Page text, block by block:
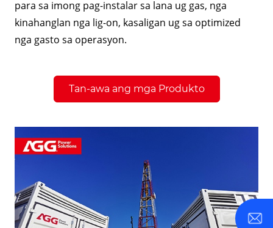
para sa imong pag-instalar sa lana ug gas, nga
kinahanglan nga lig-on, kasaligan ug sa optimized
nga gasto sa operasyon.
Tan-awa ang mga Produkto